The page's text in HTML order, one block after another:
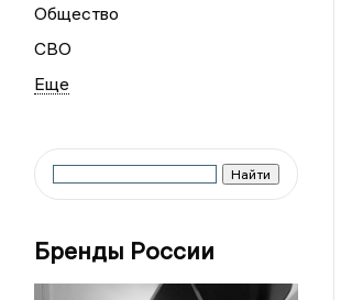
Общество
СВО
Бренды России